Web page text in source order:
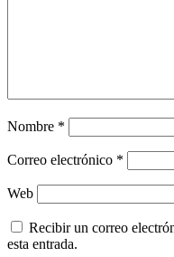
Nombre *
Correo electrónico *
Web
Recibir un correo
esta entrada.